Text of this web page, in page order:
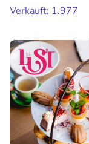
Verkauft: 1.977